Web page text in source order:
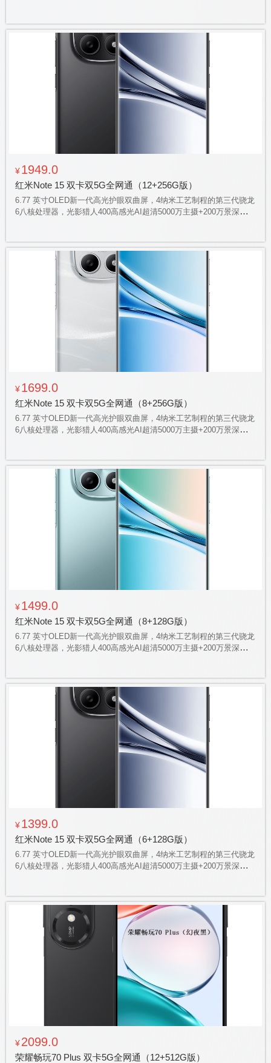
龙晶玻璃，IP68 防尘防水
¥1949.0
红米Note 15 双卡双5G全网通（12+256G版）
6.77 英寸OLED新一代高光护眼双曲屏，4纳米工艺制程的第三代骁龙
6八核处理器，光影猎人400高感光AI超清5000万主摄+200万景深，
¥1699.0
红米Note 15 双卡双5G全网通（8+256G版）
6.77 英寸OLED新一代高光护眼双曲屏，4纳米工艺制程的第三代骁龙
6八核处理器，光影猎人400高感光AI超清5000万主摄+200万景深，
¥1499.0
红米Note 15 双卡双5G全网通（8+128G版）
6.77 英寸OLED新一代高光护眼双曲屏，4纳米工艺制程的第三代骁龙
6八核处理器，光影猎人400高感光AI超清5000万主摄+200万景深，
¥1399.0
红米Note 15 双卡双5G全网通（6+128G版）
6.77 英寸OLED新一代高光护眼双曲屏，4纳米工艺制程的第三代骁龙
6八核处理器，光影猎人400高感光AI超清5000万主摄+200万景深，
¥2099.0
荣耀畅玩70 Plus 双卡5G全网通（12+512G版）